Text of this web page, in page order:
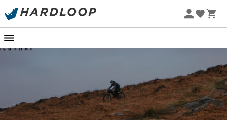
Promos d'été 🔥 -5 % EXTRA dès 2 produits* code Summer5